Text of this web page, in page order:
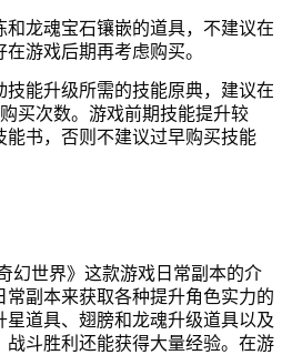
和龙魂宝石镶嵌的道具，不建议在
游戏后期再考虑购买。
技能升级所需的技能原典，建议在
买次数。游戏前期技能提升较
能书，否则不建议过早购买技能
幻世界》这款游戏日常副本的介
副本来获取各种提升角色实力的
道具、翅膀和龙魂升级道具以及
战斗胜利还能获得大量经验。在游